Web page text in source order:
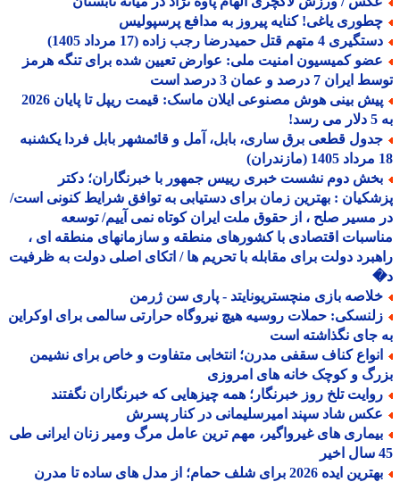
یاغی! کنایه پیروز به مدافع پرسپولیس
4 متهم قتل حمیدرضا رجب زاده (17 مرداد 1405)
کمیسیون امنیت ملی: عوارض تعیین شده برای تنگه هرمز
7 درصد و عمان 3 درصد است
پیش بینی هوش مصنوعی ایلان ماسک: قیمت ریپل تا پایان 2026
قطعی برق ساری، بابل، آمل و قائمشهر بابل فردا یکشنبه
دوم نشست خبری رییس جمهور با خبرنگاران؛ دکتر
: بهترین زمان برای دستیابی به توافق شرایط کنونی است/
مسیر صلح ، از حقوق ملت ایران کوتاه نمی آییم/ توسعه
اقتصادی با کشورهای منطقه و سازمانهای منطقه ای ،
دولت برای مقابله با تحریم ها / اتکای اصلی دولت به ظرفیت
بازی منچستریونایتد - پاری سن ژرمن
حملات روسیه هیچ نیروگاه حرارتی سالمی برای اوکراین
جای نگذاشته است
کناف سقفی مدرن؛ انتخابی متفاوت و خاص برای نشیمن
و کوچک خانه های امروزی
تلخ روز خبرنگار؛ همه چیزهایی که خبرنگاران نگفتند
شاد سپند امیرسلیمانی در کنار پسرش
های غیرواگیر، مهم ترین عامل مرگ ومیر زنان ایرانی طی
ایده 2026 برای شلف حمام؛ از مدل های ساده تا مدرن